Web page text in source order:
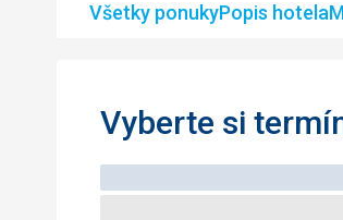
Všetky ponukyPopis hotela
Vyberte si